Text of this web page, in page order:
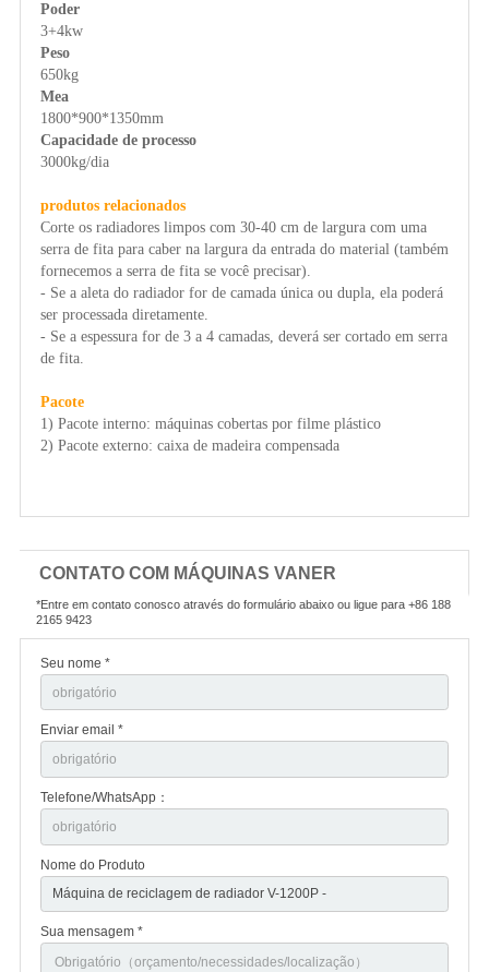
Poder
3+4kw
Peso
650kg
Mea
1800*900*1350mm
Capacidade de processo
3000kg/dia
produtos relacionados
Corte os radiadores limpos com 30-40 cm de largura com uma
serra de fita para caber na largura da entrada do material (também
fornecemos a serra de fita se você precisar).
- Se a aleta do radiador for de camada única ou dupla, ela poderá
ser processada diretamente.
- Se a espessura for de 3 a 4 camadas, deverá ser cortado em serra
de fita.
Pacote
1) Pacote interno: máquinas cobertas por filme plástico
2) Pacote externo: caixa de madeira compensada
CONTATO COM MÁQUINAS VANER
*Entre em contato conosco através do formulário abaixo ou ligue para +86 188
2165 9423
Seu nome *
Enviar email *
Telefone/WhatsApp：
Nome do Produto
Sua mensagem *